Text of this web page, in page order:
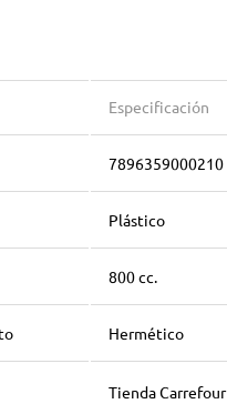
Especificación
7896359000210
Plástico
800 cc.
Hermético
Tienda Carrefour